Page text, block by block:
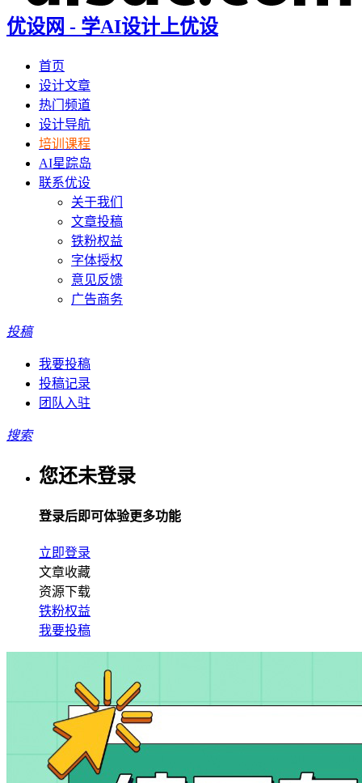
优设网 - 学AI设计上优设
首页
设计文章
热门频道
设计导航
培训课程
AI星踪岛
联系优设
关于我们
文章投稿
铁粉权益
字体授权
意见反馈
广告商务
投稿
我要投稿
投稿记录
团队入驻
搜索
您还未登录
登录后即可体验更多功能
立即登录
文章收藏
资源下载
铁粉权益
我要投稿